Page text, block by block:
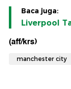
Baca juga:
Liverpool
(aff/krs)
manchester city